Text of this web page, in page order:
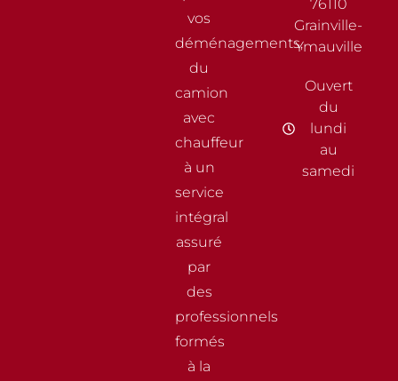
vos
déménagements,
du
camion
avec
chauffeur
à un
service
intégral
assuré
par
des
professionnels
formés
à la
76110
Grainville-
Ymauville
Ouvert
du
lundi
au
samedi